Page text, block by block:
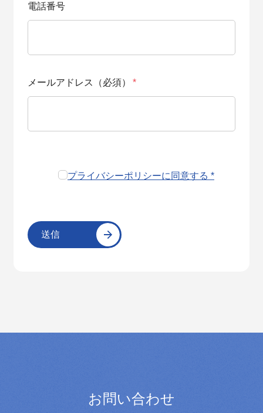
電話番号
メールアドレス（必須） *
プライバシーポリシーに同意する *
お問い合わせ